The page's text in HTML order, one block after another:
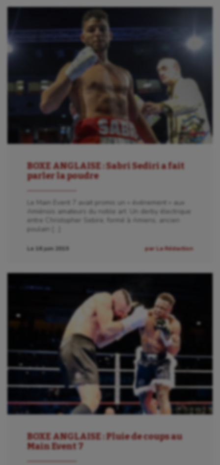
BOXE ANGLAISE : Sabri Sediri a fait
parler la poudre
Le Main Event 7 avait promis un « événement » aux
Amiénois amateurs du noble art. Un derby électrique
entre Christopher Sebire, formé à Amiens, ancien
poulain […]
Le 16 juin 2019 par La Rédaction
BOXE ANGLAISE : Pluie de coups au
Main Event 7